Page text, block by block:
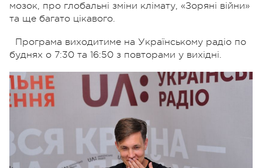
мозок, про глобальні зміни клімату, «Зоряні війни»
та ще багато цікавого.
Програма виходитиме на Українському радіо по
буднях о 7:30 та 16:50 з повторами у вихідні.